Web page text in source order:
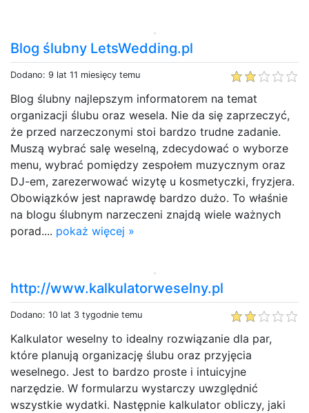
Blog ślubny LetsWedding.pl
Dodano: 9 lat 11 miesięcy temu
Blog ślubny najlepszym informatorem na temat
organizacji ślubu oraz wesela. Nie da się zaprzeczyć,
że przed narzeczonymi stoi bardzo trudne zadanie.
Muszą wybrać salę weselną, zdecydować o wyborze
menu, wybrać pomiędzy zespołem muzycznym oraz
DJ-em, zarezerwować wizytę u kosmetyczki, fryzjera.
Obowiązków jest naprawdę bardzo dużo. To właśnie
na blogu ślubnym narzeczeni znajdą wiele ważnych
porad.... pokaż więcej »
http://www.kalkulatorweselny.pl
Dodano: 10 lat 3 tygodnie temu
Kalkulator weselny to idealny rozwiązanie dla par,
które planują organizację ślubu oraz przyjęcia
weselnego. Jest to bardzo proste i intuicyjne
narzędzie. W formularzu wystarczy uwzględnić
wszystkie wydatki. Następnie kalkulator obliczy, jaki